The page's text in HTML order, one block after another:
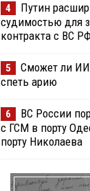
4
Путин
судимостью для
контракта с ВС
5
Сможет ли ИИ
спеть арию
6
ВС России
с ГСМ в порту
порту Николаева